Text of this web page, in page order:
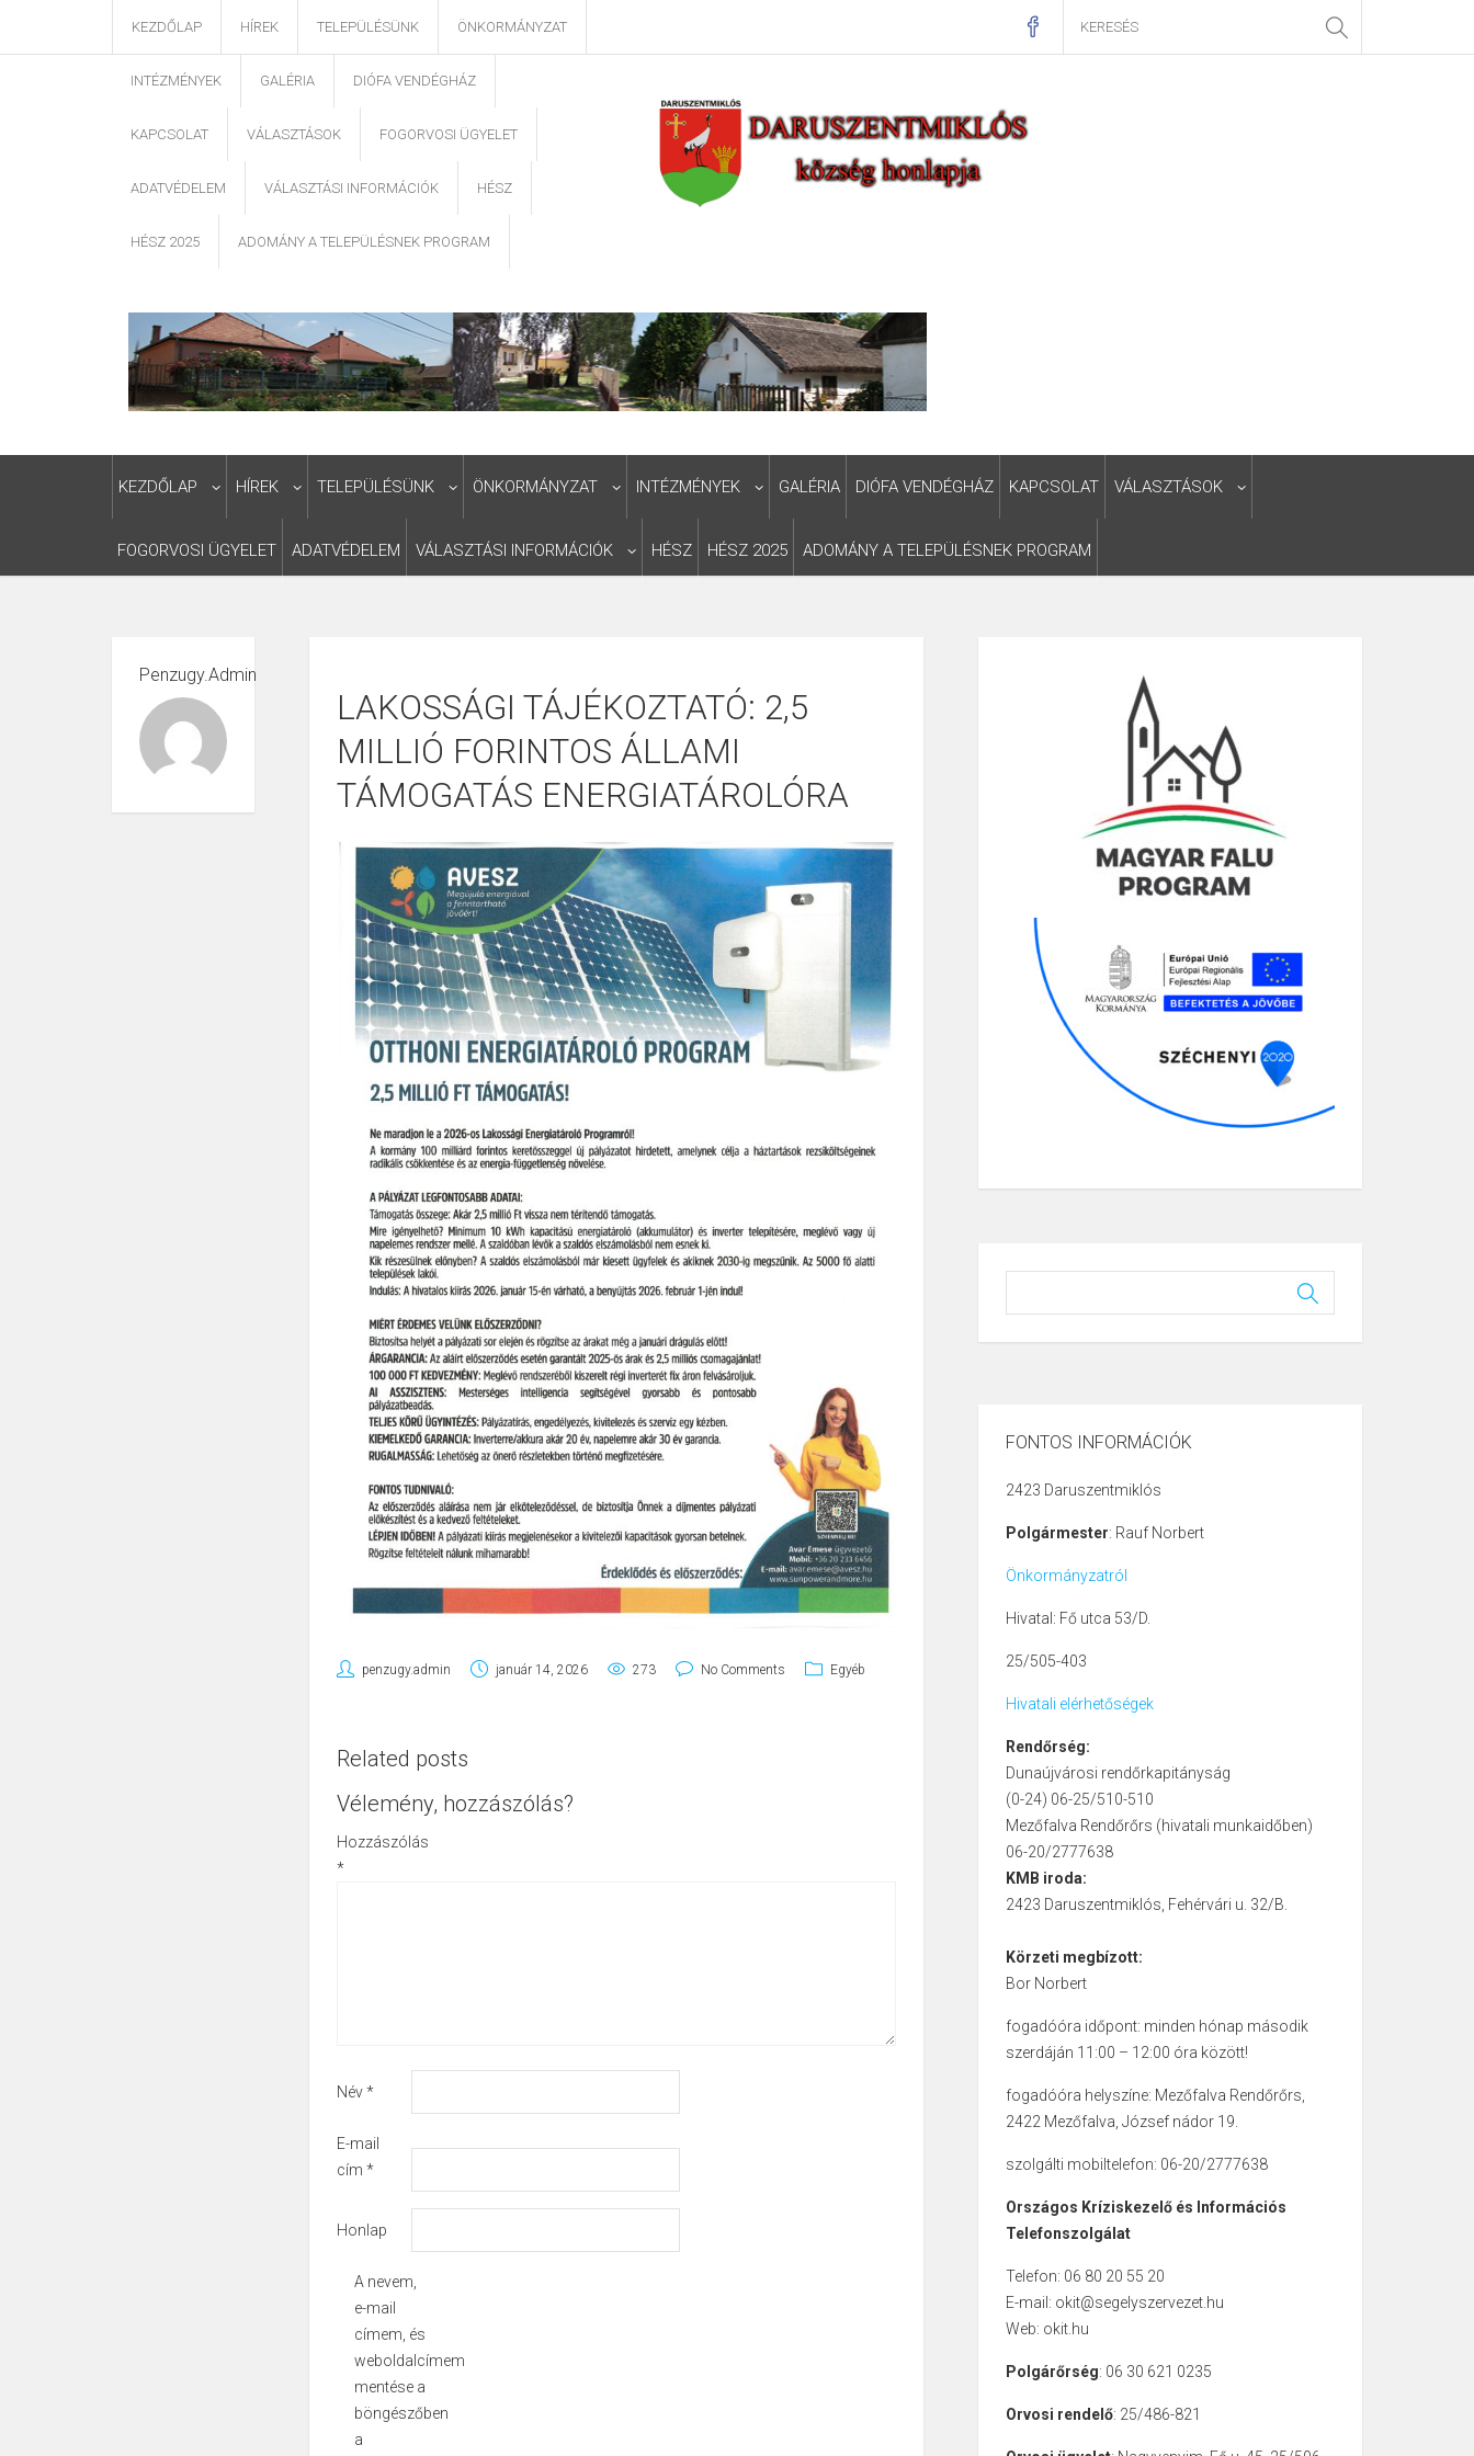
KEZDŐLAP HÍREK TELEPÜLÉSÜNK ÖNKORMÁNYZAT
INTÉZMÉNYEK GALÉRIA DIÓFA VENDÉGHÁZ
KAPCSOLAT VÁLASZTÁSOK FOGORVOSI ÜGYELET
ADATVÉDELEM VÁLASZTÁSI INFORMÁCIÓK HÉSZ
HÉSZ 2025 ADOMÁNY A TELEPÜLÉSNEK PROGRAM
KEZDŐLAP HÍREK TELEPÜLÉSÜNK ÖNKORMÁNYZAT INTÉZMÉNYEK GALÉRIA DIÓFA VENDÉGHÁZ KAPCSOLAT VÁLASZTÁSOK
FOGORVOSI ÜGYELET ADATVÉDELEM VÁLASZTÁSI INFORMÁCIÓK HÉSZ HÉSZ 2025 ADOMÁNY A TELEPÜLÉSNEK PROGRAM
Penzugy.admin
LAKOSSÁGI TÁJÉKOZTATÓ: 2,5
MILLIÓ FORINTOS ÁLLAMI
TÁMOGATÁS ENERGIATÁROLÓRA
penzugy.admin január 14, 2026 273 No Comments Egyéb
Related posts
Vélemény, hozzászólás?
Hozzászólás
*
Név*
E-mail
cím *
Honlap
A nevem,
e-mail
címem, és
weboldalcímem
mentése a
böngészőben
a
FONTOS INFORMÁCIÓK
2423 Daruszentmiklós
Polgármester: Rauf Norbert
Önkormányzatról
Hivatal: Fő utca 53/D.
25/505-403
Hivatali elérhetőségek
Rendőrség:
Dunaújvárosi rendőrkapitányság
(0-24) 06-25/510-510
Mezőfalva Rendőrőrs (hivatali munkaidőben)
06-20/2777638
KMB iroda:
2423 Daruszentmiklós, Fehérvári u. 32/B.
Körzeti megbízott:
Bor Norbert
fogadóóra időpont: minden hónap második
szerdáján 11:00 – 12:00 óra között!
fogadóóra helyszíne: Mezőfalva Rendőrőrs,
2422 Mezőfalva, József nádor 19.
szolgálti mobiltelefon: 06-20/2777638
Országos Kríziskezelő és Információs
Telefonszolgálat
Telefon: 06 80 20 55 20
E-mail: okit@segelyszervezet.hu
Web: okit.hu
Polgárőrség: 06 30 621 0235
Orvosi rendelő: 25/486-821